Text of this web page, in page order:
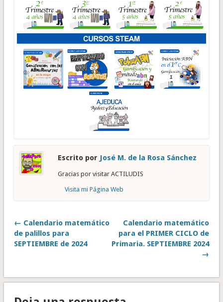
Escrito por José M. de la Rosa Sánchez
Gracias por visitar ACTILUDIS
Visita mi Página Web
← Calendario matemático
de palillos para
SEPTIEMBRE de 2024
Calendario matemático
para el PRIMER CICLO de
Primaria. SEPTIEMBRE 2024
→